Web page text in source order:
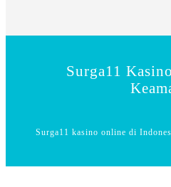
Surga11
Surga11 kasino online di